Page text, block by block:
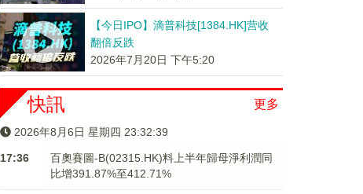
【今日IPO】滴普科技[1384.HK]营收
翻倍反跌
2026年7月20日 下午5:20
更多
快訊
2026年8月6日 星期四 23:32:39
17:36
百奧賽圖-B(02315.HK)料上半年歸母淨利潤同
比增391.87%至412.71%